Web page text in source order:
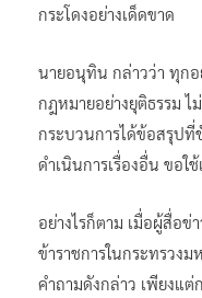
กระโดงอย่างเด็ดขาด
นายอนุทิน กล่าวว่า ทุกอ
กฎหมายอย่างยุติธรรม ไ
กระบวนการได้ข้อสรุปที่
ดำเนินการเรื่องอื่น ขอใ
อย่างไรก็ตาม เมื่อผู้สื่อข่
ข้าราชการในกระทรวง
คำถามดังกล่าว เพียงแ